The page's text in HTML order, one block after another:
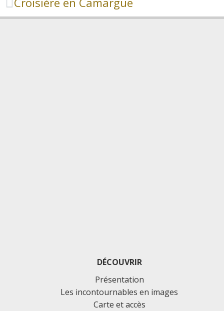
DÉCOUVRIR
Présentation
Les incontournables en images
Carte et accès